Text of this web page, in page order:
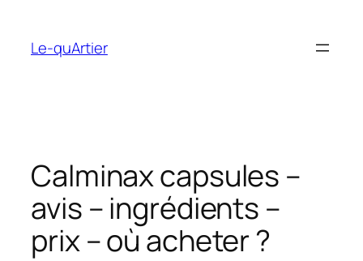
contenu
Le-quArtier
Calminax capsules –
avis – ingrédients –
prix – où acheter ?